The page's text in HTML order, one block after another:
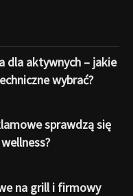
dla aktywnych – jakie
wybrać?
sprawdzą się
na grill i firmowy